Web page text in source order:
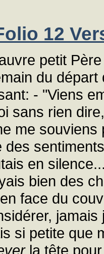
12
petit
du
- "Viens
sans rien
me
des
en
bien des
face du
si petite que
la tête pour